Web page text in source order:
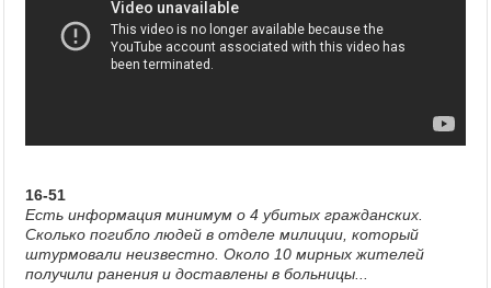
16-51
Есть информация минимум о 4 убитых гражданских.
Сколько погибло людей в отделе милиции, который
штурмовали неизвестно. Около 10 мирных жителей
получили ранения и доставлены в больницы...